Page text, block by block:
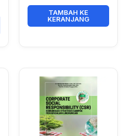
TAMBAH KE
KERANJANG